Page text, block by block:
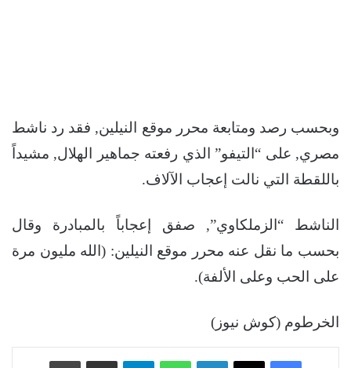
وبحسب رصد ومتابعة محرر موقع النيلين, فقد رد ناشط
مصري, على “التيفو” الذي رفعته جماهير الهلال, مشيداً
باللقطة التي نالت إعجاب الآلاف.
الناشط “الزملكاوي”, صفق إعجاباً بالمبادرة وقال
بحسب ما نقل عنه محرر موقع النيلين: (الله مليون مرة
على الحب وعلى الألفة).
الخرطوم (كوش نيوز)
فيسبوك ‫X لينكدإن واتساب تيلقرام